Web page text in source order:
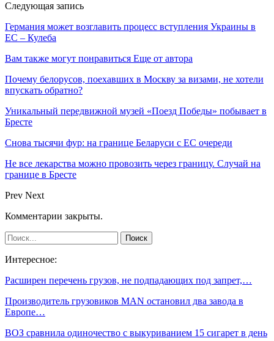
Следующая запись
Германия может возглавить процесс вступления Украины в
ЕС – Кулеба
Вам также могут понравиться Еще от автора
Почему белорусов, поехавших в Москву за визами, не хотели
впускать обратно?
Уникальный передвижной музей «Поезд Победы» побывает в
Бресте
Снова тысячи фур: на границе Беларуси с ЕС очереди
Не все лекарства можно провозить через границу. Случай на
границе в Бресте
Prev Next
Комментарии закрыты.
Интересное:
Расширен перечень грузов, не подпадающих под запрет,…
Производитель грузовиков MAN остановил два завода в
Европе…
ВОЗ сравнила одиночество с выкуриванием 15 сигарет в день